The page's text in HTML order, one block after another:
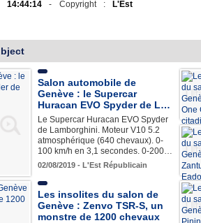
14:44:14 - Copyright :
L'Est
Salon automobile de
Genève : le Supercar
Huracan EVO Spyder de L…
Le Supercar Huracan EVO Spyder
de Lamborghini. Moteur V10 5.2
atmosphérique (640 chevaux). 0-
100 km/h en 3,1 secondes. 0-200…
02/08/2019 - L'Est Républicain
Les insolites du salon de
Genève : Zenvo TSR-S, un
monstre de 1200 chevaux